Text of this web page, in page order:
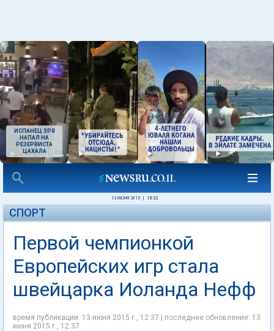
ИСПАНЕЦ ЗРЯ
НАПАЛ НА
РЕЗЕРВИСТА
ЦАХАЛА
13 ИЮНЯ 2015 15:32
СПОРТ
Первой чемпионкой
Европейских игр стала
швейцарка Иоланда Нефф
время публикации: 13 июня 2015 г., 12:37 | последнее обновление: 13
июня 2015 г., 12:37